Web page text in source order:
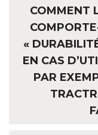
COMMENT
«
EN CAS
PAR